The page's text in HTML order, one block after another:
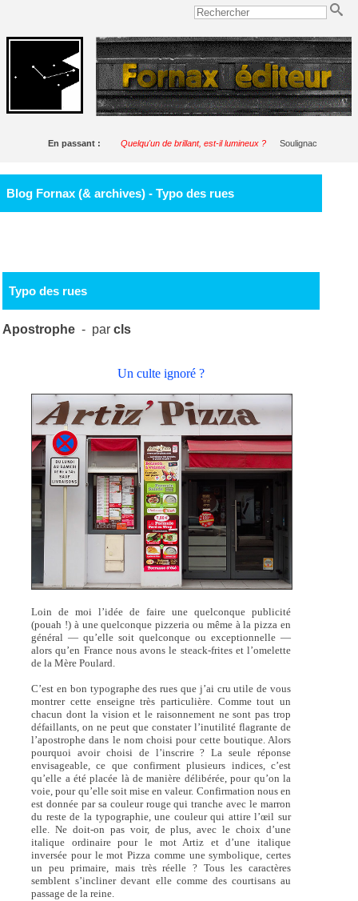
En passant : Quelqu'un de brillant, est-il lumineux ? Soulignac
Blog Fornax (& archives) - Typo des rues
Typo des rues
Apostrophe - parcls
Un culte ignoré ?
Loin de moi l’idée de faire une quelconque publicité
(pouah !) à une quelconque pizzeria ou même à la pizza en
général — qu’elle soit quelconque ou exceptionnelle —
alors qu’en France nous avons le steack-frites et l’omelette
de la Mère Poulard.
C’est en bon typographe des rues que j’ai cru utile de vous
montrer cette enseigne très particulière. Comme tout un
chacun dont la vision et le raisonnement ne sont pas trop
défaillants, on ne peut que constater l’inutilité flagrante de
l’apostrophe dans le nom choisi pour cette boutique. Alors
pourquoi avoir choisi de l’inscrire ? La seule réponse
envisageable, ce que confirment plusieurs indices, c’est
qu’elle a été placée là de manière délibérée, pour qu’on la
voie, pour qu’elle soit mise en valeur. Confirmation nous en
est donnée par sa couleur rouge qui tranche avec le marron
du reste de la typographie, une couleur qui attire l’œil sur
elle. Ne doit-on pas voir, de plus, avec le choix d’une
italique ordinaire pour le mot Artiz et d’une italique
inversée pour le mot Pizza comme une symbolique, certes
un peu primaire, mais très réelle ? Tous les caractères
semblent s’incliner devant elle comme des courtisans au
passage de la reine.